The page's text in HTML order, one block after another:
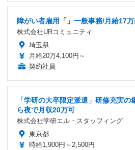
障がい者雇用「」一般事務/月給17
株式会社URコミュニティ
埼玉県
月給20万4,100円～
契約社員
「学研の大卒限定派遣」研修充実
ら夜で月収20万可
株式会社学研エル・スタッフィング
東京都
時給1,900円～2,500円